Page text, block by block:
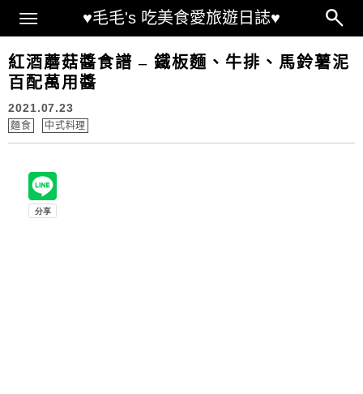
♥毛毛's 吃美食愛旅遊日誌♥
Main Menu
紅酒蘑菇醬食譜 – 鐵板麵、牛排、馬鈴薯泥
百配萬用醬
2021.07.23
麵食 中式料理